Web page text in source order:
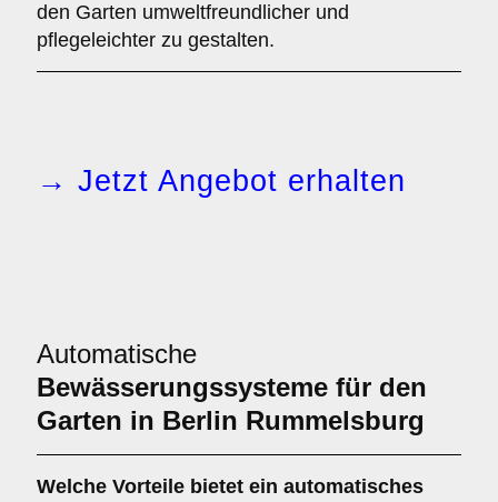
den Garten umweltfreundlicher und
pflegeleichter zu gestalten.
→ Jetzt Angebot erhalten
Automatische
Bewässerungssysteme für den
Garten in Berlin Rummelsburg
Welche Vorteile bietet ein automatisches